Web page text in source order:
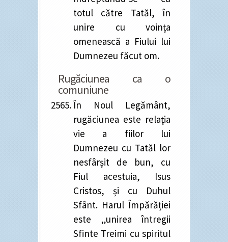
totul către Tatăl, în
unire cu voința
omenească a Fiului lui
Dumnezeu făcut om.
Rugăciunea ca o
comuniune
În Noul Legământ,
rugăciunea este relația
vie a fiilor lui
Dumnezeu cu Tatăl lor
nesfârșit de bun, cu
Fiul acestuia, Isus
Cristos, și cu Duhul
Sfânt. Harul Împărăției
este „unirea întregii
Sfinte Treimi cu spiritul